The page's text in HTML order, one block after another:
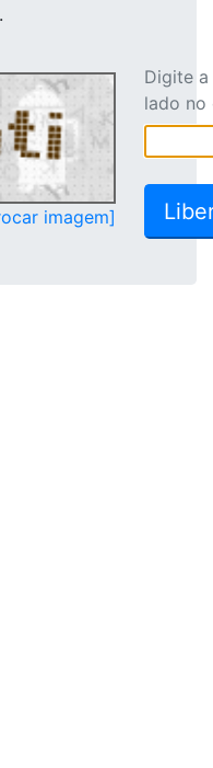
imagem]
Digite
lado no